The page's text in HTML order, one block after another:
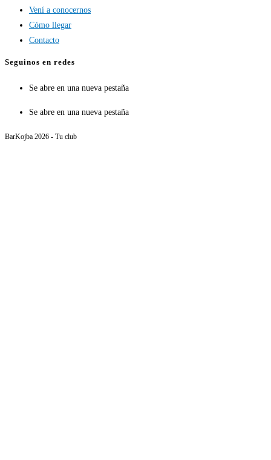
Vení a conocernos
Cómo llegar
Contacto
Seguinos en redes
Se abre en una nueva pestaña
Se abre en una nueva pestaña
BarKojba 2026 - Tu club